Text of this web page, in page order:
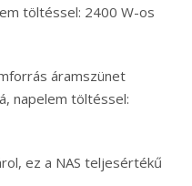
töltéssel: 2400 W-os
áramszünet
napelem töltéssel:
ez a NAS teljesértékű